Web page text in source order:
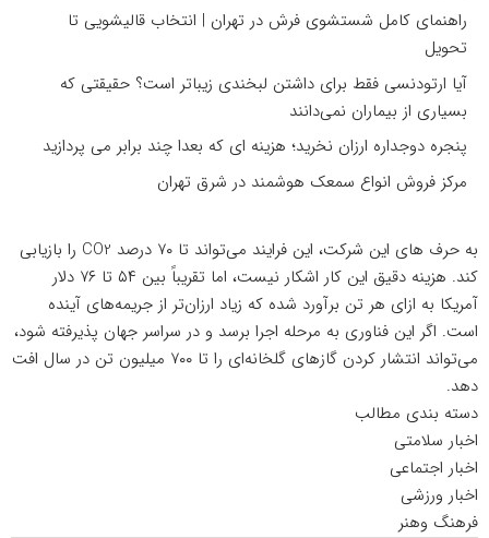
راهنمای کامل شستشوی فرش در تهران | انتخاب قالیشویی تا
تحویل
آیا ارتودنسی فقط برای داشتن لبخندی زیباتر است؟ حقیقتی که
بسیاری از بیماران نمی‌دانند
پنجره دوجداره ارزان نخرید؛ هزینه ای که بعدا چند برابر می پردازید
مرکز فروش انواع سمعک هوشمند در شرق تهران
به حرف های این شرکت، این فرایند می‌تواند تا ۷۰ درصد CO2 را بازیابی
کند. هزینه دقیق این کار اشکار نیست، اما تقریباً بین ۵۴ تا ۷۶ دلار
آمریکا به ازای هر تن برآورد شده که زیاد ارزان‌تر از جریمه‌های آینده
است. اگر این فناوری به مرحله اجرا برسد و در سراسر جهان پذیرفته شود،
می‌تواند انتشار کردن گازهای گلخانه‌ای را تا ۷۰۰ میلیون تن در سال افت
دهد.
دسته بندی مطالب
اخبار سلامتی
اخبار اجتماعی
اخبار ورزشی
فرهنگ وهنر